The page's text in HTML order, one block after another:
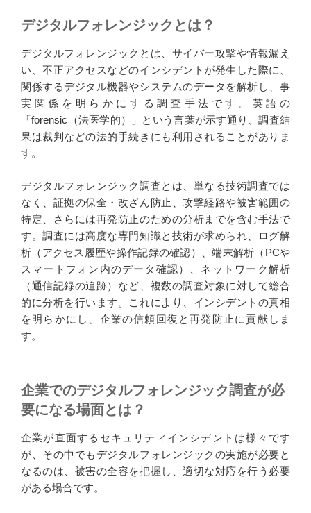
デジタルフォレンジックとは？
デジタルフォレンジックとは、サイバー攻撃や情報漏え
い、不正アクセスなどのインシデントが発生した際に、
関係するデジタル機器やシステムのデータを解析し、事
実関係を明らかにする調査手法です。英語の
「forensic（法医学的）」という言葉が示す通り、調査結
果は裁判などの法的手続きにも利用されることがありま
す。
デジタルフォレンジック調査とは、単なる技術調査では
なく、証拠の保全・改ざん防止、攻撃経路や被害範囲の
特定、さらには再発防止のための分析までを含む手法で
す。調査には高度な専門知識と技術が求められ、ログ解
析（アクセス履歴や操作記録の確認）、端末解析（PCや
スマートフォン内のデータ確認）、ネットワーク解析
（通信記録の追跡）など、複数の調査対象に対して総合
的に分析を行います。これにより、インシデントの真相
を明らかにし、企業の信頼回復と再発防止に貢献しま
す。
企業でのデジタルフォレンジック調査が必
要になる場面とは？
企業が直面するセキュリティインシデントは様々です
が、その中でもデジタルフォレンジックの実施が必要と
なるのは、被害の全容を把握し、適切な対応を行う必要
がある場合です。